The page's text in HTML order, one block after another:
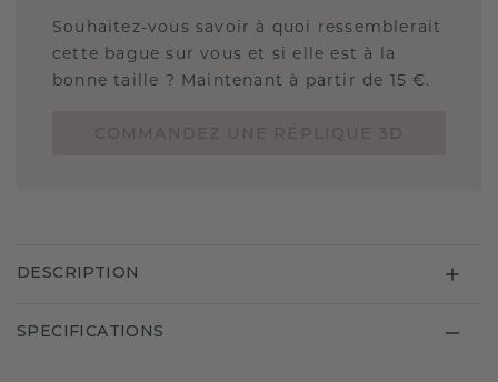
Souhaitez-vous savoir à quoi ressemblerait
cette bague sur vous et si elle est à la
bonne taille ? Maintenant à partir de 15 €.
DESCRIPTION
SPECIFICATIONS